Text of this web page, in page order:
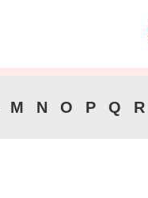
M N O P Q R